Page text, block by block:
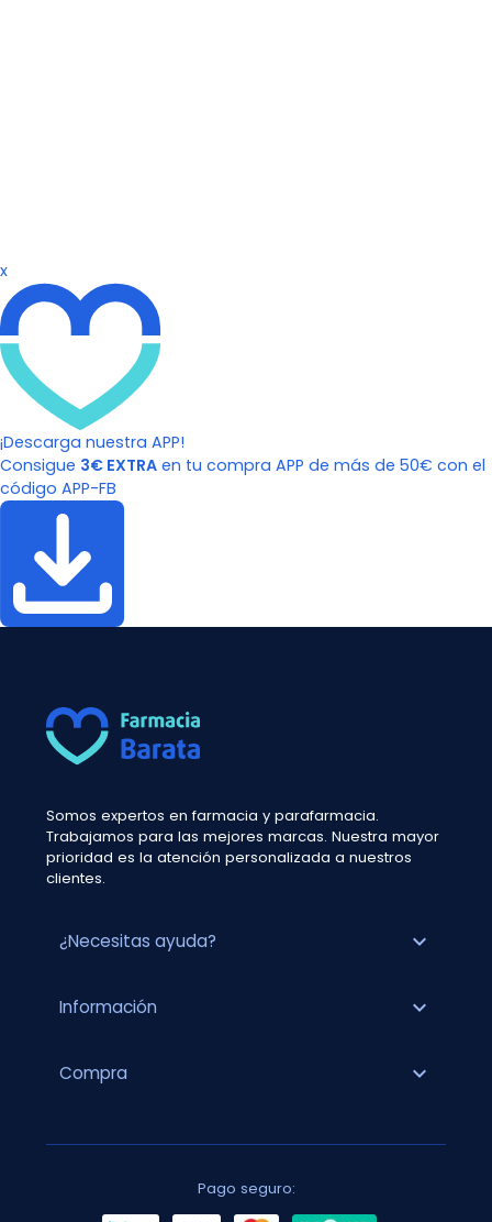
x
¡Descarga nuestra APP!
Consigue 3€ EXTRA en tu compra APP de más de 50€ con el
código APP-FB
Somos expertos en farmacia y parafarmacia.
Trabajamos para las mejores marcas. Nuestra mayor
prioridad es la atención personalizada a nuestros
clientes.
¿Necesitas ayuda? expand_more
Información expand_more
Compra expand_more
Pago seguro: